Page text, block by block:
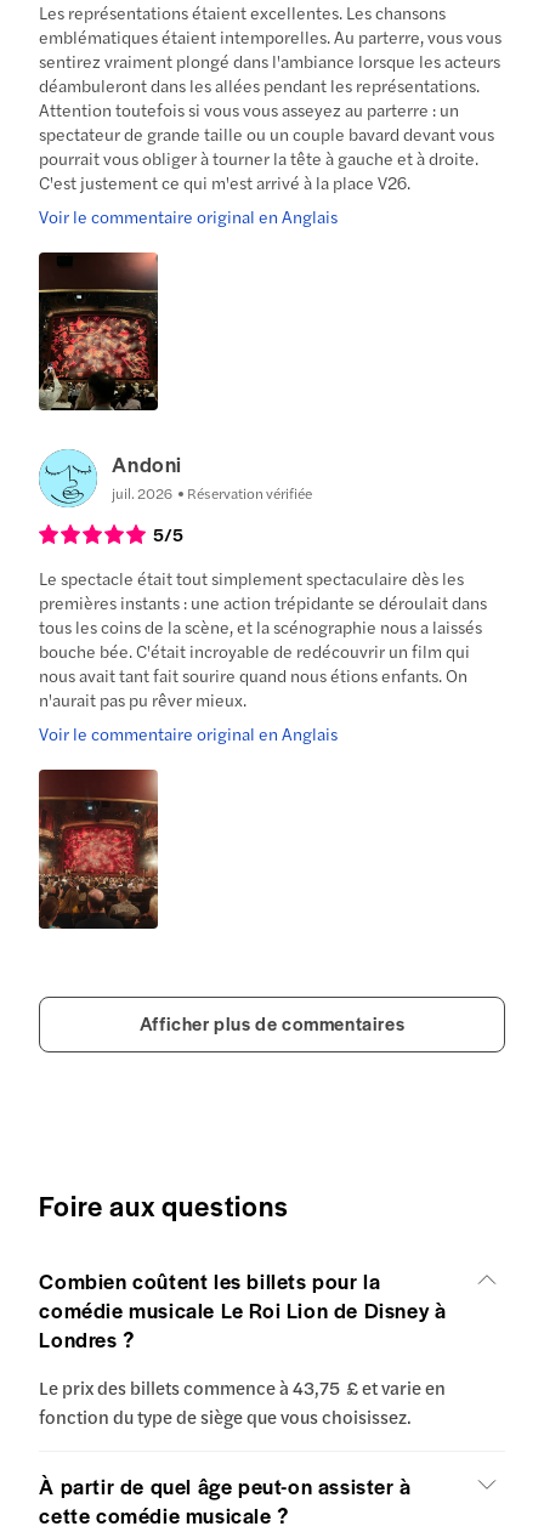
Les représentations étaient excellentes. Les chansons
emblématiques étaient intemporelles. Au parterre, vous vous
sentirez vraiment plongé dans l'ambiance lorsque les acteurs
déambuleront dans les allées pendant les représentations.
Attention toutefois si vous vous asseyez au parterre : un
spectateur de grande taille ou un couple bavard devant vous
pourrait vous obliger à tourner la tête à gauche et à droite.
C'est justement ce qui m'est arrivé à la place V26.
Voir le commentaire original en Anglais
Andoni
juil. 2026 Réservation vérifiée
5/5
Le spectacle était tout simplement spectaculaire dès les
premières instants : une action trépidante se déroulait dans
tous les coins de la scène, et la scénographie nous a laissés
bouche bée. C'était incroyable de redécouvrir un film qui
nous avait tant fait sourire quand nous étions enfants. On
n'aurait pas pu rêver mieux.
Voir le commentaire original en Anglais
Afficher plus de commentaires
Foire aux questions
Combien coûtent les billets pour la
comédie musicale Le Roi Lion de Disney à
Londres ?
Le prix des billets commence à 43,75 £ et varie en
fonction du type de siège que vous choisissez.
À partir de quel âge peut-on assister à
cette comédie musicale ?